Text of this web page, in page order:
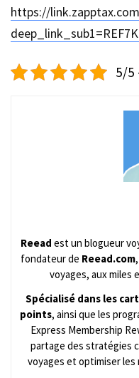
https://
5/5
Reead est un blogueur
fondateur de Reead.com
voyages, aux miles
Spécialisé dans les
points, ainsi que les
Express Membership
partage des stratégies
voyages et optimiser